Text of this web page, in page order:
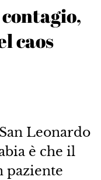
caos
Leonardo
è che il
paziente